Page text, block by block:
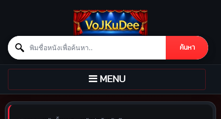
Search for:
ค้นหา
Skip to content
TOGGLE
NAVIGATION
MENU